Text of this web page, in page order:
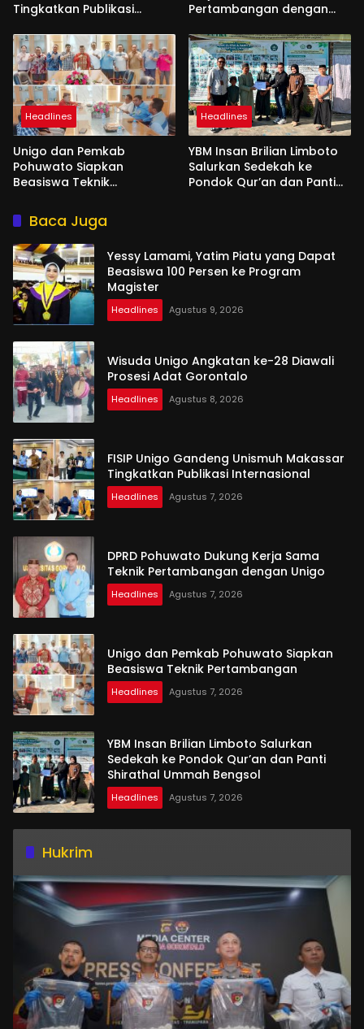
Tingkatkan Publikasi
Pertambangan dengan
Headlines
Unigo dan Pemkab
Pohuwato Siapkan
Beasiswa Teknik
Headlines
YBM Insan Brilian Limboto
Salurkan Sedekah ke
Pondok Qur’an dan Panti
Baca Juga
Yessy Lamami, Yatim Piatu yang Dapat
Beasiswa 100 Persen ke Program
Magister
Headlines Agustus 9, 2026
Wisuda Unigo Angkatan ke-28 Diawali
Prosesi Adat Gorontalo
Headlines Agustus 8, 2026
FISIP Unigo Gandeng Unismuh Makassar
Tingkatkan Publikasi Internasional
Headlines Agustus 7, 2026
DPRD Pohuwato Dukung Kerja Sama
Teknik Pertambangan dengan Unigo
Headlines Agustus 7, 2026
Unigo dan Pemkab Pohuwato Siapkan
Beasiswa Teknik Pertambangan
Headlines Agustus 7, 2026
YBM Insan Brilian Limboto Salurkan
Sedekah ke Pondok Qur’an dan Panti
Shirathal Ummah Bengsol
Headlines Agustus 7, 2026
Hukrim